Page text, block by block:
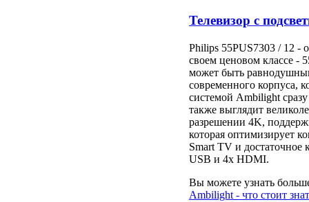
Телевизор с
Philips 55PUS7303 / 12 -
своем ценовом классе -
может быть
современного корпуса,
системой Ambilight сразу
также выглядит
разрешении 4K,
которая оптимизирует
Smart TV и достаточное
USB и 4x HDMI.
Вы можете узнать
Ambilight - что стоит